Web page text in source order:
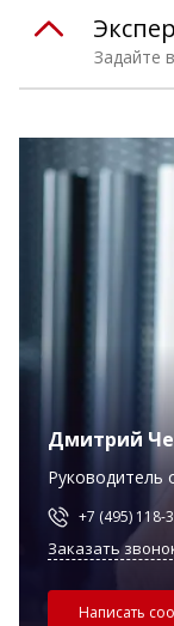
Задайте
Дмитрий
Руководитель
+7 (495) 118-
Заказать
Написать